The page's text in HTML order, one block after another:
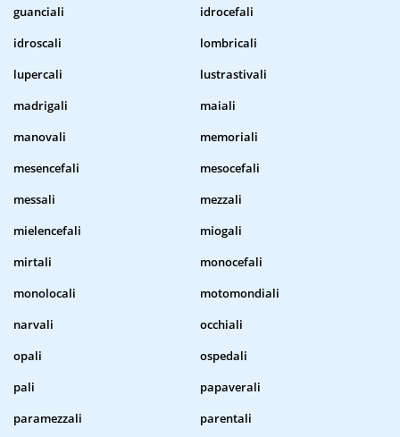
guanciali
idrocefali
idroscali
lombricali
lupercali
lustrastivali
madrigali
maiali
manovali
memoriali
mesencefali
mesocefali
messali
mezzali
mielencefali
miogali
mirtali
monocefali
monolocali
motomondiali
narvali
occhiali
opali
ospedali
pali
papaverali
paramezzali
parentali